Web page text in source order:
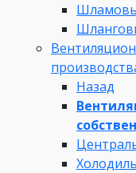
Назад